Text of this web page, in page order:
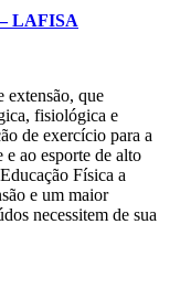
LAFISA
extensão, que
fisiológica e
de exercício para a
ao esporte de alto
Física a
e um maior
necessitem de sua